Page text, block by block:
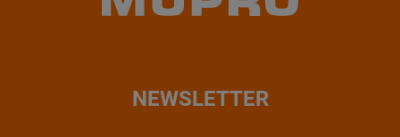
NEWSLETTER